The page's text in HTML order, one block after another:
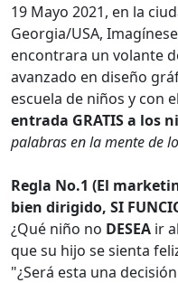
19 Mayo 2021, en la
Georgia/USA,
encontrara un volante
avanzado en diseño
escuela de niños y con
entrada GRATIS a los
palabras en la mente de
Regla No.1 (El
bien dirigido, SI
¿Qué niño no DESEA ir
que su hijo se sienta
"¿Será esta una